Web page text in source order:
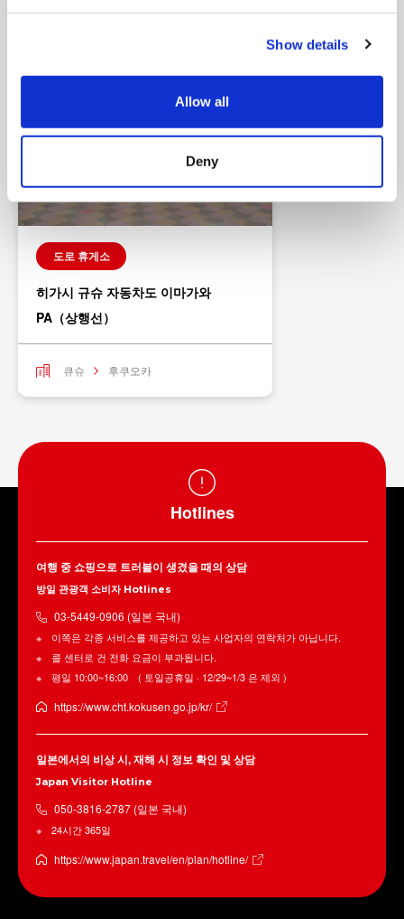
Show details
Allow all
Deny
근처 가게
도로 휴게소
히가시 규슈 자동차도 이마가와
PA（상행선）
큐슈 후쿠오카
Hotlines
여행 중 쇼핑으로 트러블이 생겼을 때의 상담
방일 관광객 소비자 Hotlines
03-5449-0906 (일본 국내)
이쪽은 각종 서비스를 제공하고 있는 사업자의 연락처가 아닙니다.
콜 센터로 건 전화 요금이 부과됩니다.
평일 10:00~16:00 ( 토일공휴일 · 12/29~1/3 은 제외 )
https://www.cht.kokusen.go.jp/kr/
일본에서의 비상 시, 재해 시 정보 확인 및 상담
Japan Visitor Hotline
050-3816-2787 (일본 국내)
24시간 365일
https://www.japan.travel/en/plan/hotline/